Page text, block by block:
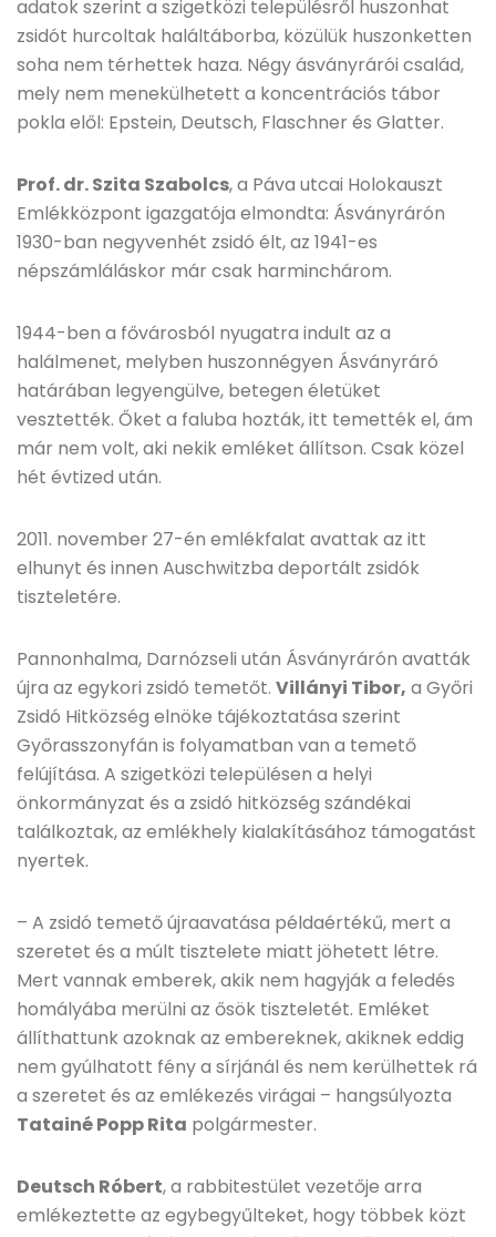
adatok szerint a szigetközi településről huszonhat
zsidót hurcoltak haláltáborba, közülük huszonketten
soha nem térhettek haza. Négy ásványrárói család,
mely nem menekülhetett a koncentrációs tábor
pokla elől: Epstein, Deutsch, Flaschner és Glatter.
Prof. dr. Szita Szabolcs, a Páva utcai Holokauszt
Emlékközpont igazgatója elmondta: Ásványrárón
1930-ban negyvenhét zsidó élt, az 1941-es
népszámláláskor már csak harminchárom.
1944-ben a fővárosból nyugatra indult az a
halálmenet, melyben huszonnégyen Ásványráró
határában legyengülve, betegen életüket
vesztették. Őket a faluba hozták, itt temették el, ám
már nem volt, aki nekik emléket állítson. Csak közel
hét évtized után.
2011. november 27-én emlékfalat avattak az itt
elhunyt és innen Auschwitzba deportált zsidók
tiszteletére.
Pannonhalma, Darnózseli után Ásványrárón avatták
újra az egykori zsidó temetőt. Villányi Tibor, a Győri
Zsidó Hitközség elnöke tájékoztatása szerint
Győrasszonyfán is folyamatban van a temető
felújítása. A szigetközi településen a helyi
önkormányzat és a zsidó hitközség szándékai
találkoztak, az emlékhely kialakításához támogatást
nyertek.
– A zsidó temető újraavatása példaértékű, mert a
szeretet és a múlt tisztelete miatt jöhetett létre.
Mert vannak emberek, akik nem hagyják a feledés
homályába merülni az ősök tiszteletét. Emléket
állíthattunk azoknak az embereknek, akiknek eddig
nem gyúlhatott fény a sírjánál és nem kerülhettek rá
a szeretet és az emlékezés virágai – hangsúlyozta
Tatainé Popp Rita polgármester.
Deutsch Róbert, a rabbitestület vezetője arra
emlékeztette az egybegyűlteket, hogy többek közt